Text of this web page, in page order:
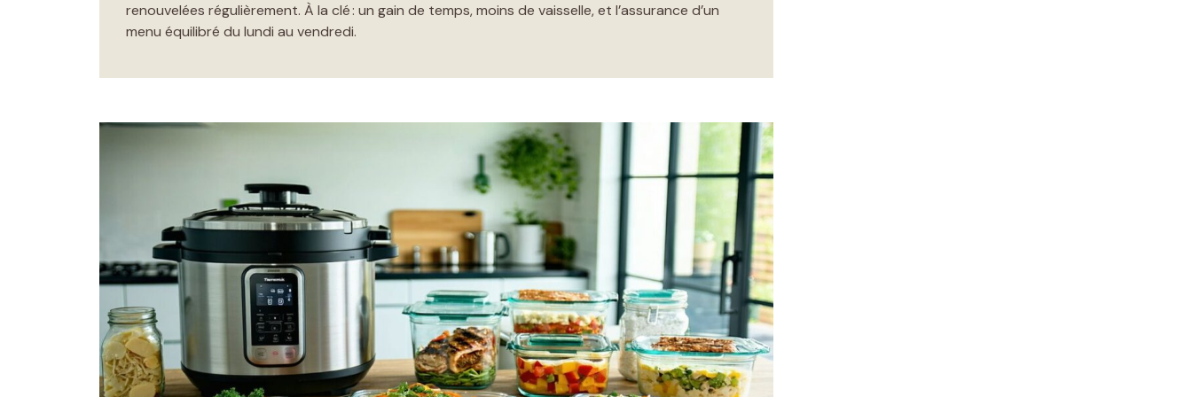
renouvelées régulièrement. À la clé : un gain de temps, moins de vaisselle, et l’assurance d’un
menu équilibré du lundi au vendredi.